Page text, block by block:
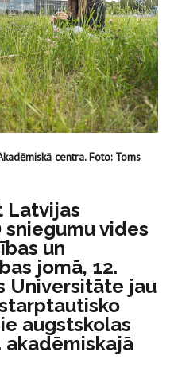
centra. Foto: Toms
Latvijas
vides
un
jomā, 12.
Universitāte jau
augstskolas
akadēmiskajā